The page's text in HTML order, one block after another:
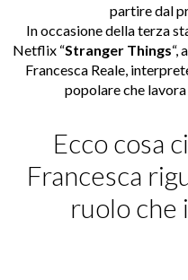
partire dal
In occasione della terza
Netflix “Stranger Things“,
Francesca Reale,
popolare che
Ecco cosa
Francesca
ruolo